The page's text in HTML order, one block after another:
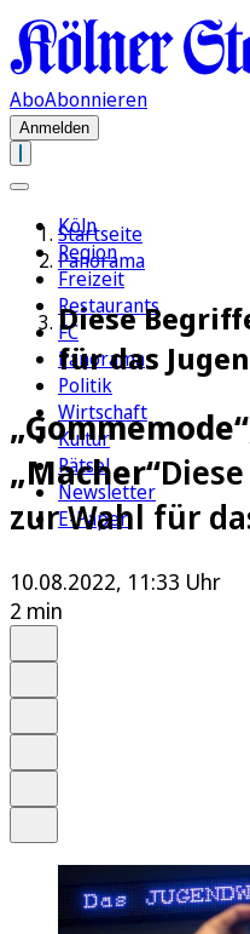
AboAbonnieren
Anmelden
Köln
Region
Freizeit
Restaurants
FC
Panorama
Politik
Wirtschaft
Kultur
Rätsel
Newsletter
E-Paper
Startseite
Panorama
Diese
für das
„Macher“
zur Wahl für
10.08.2022, 11:33 Uhr
2 min